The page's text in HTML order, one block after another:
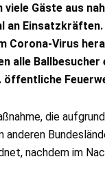
viele Gäste aus
an
Corona-Virus
alle Ballbesucher
öffentliche
die
anderen
nachdem im